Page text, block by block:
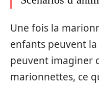
Une fois la
enfants peuvent
peuvent imaginer
marionnettes, ce